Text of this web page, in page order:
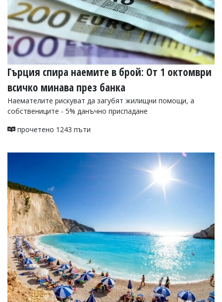
Гърция спира наемите в брой: От 1 октомври
всичко минава през банка
Наемателите рискуват да загубят жилищни помощи, а
собствениците - 5% данъчно приспадане
прочетено 1243 пъти